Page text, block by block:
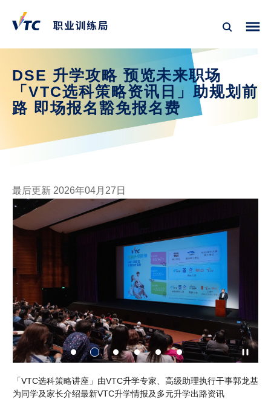
DSE 升学攻略 预览未来职场
「VTC选科策略资讯日」助规划前
路 即场报名豁免报名费
最后更新 2026年04月27日
「VTC选科策略讲座」由VTC升学专家、高级助理执行干事郭龙基
为同学及家长介绍最新VTC升学情报及多元升学出路资讯